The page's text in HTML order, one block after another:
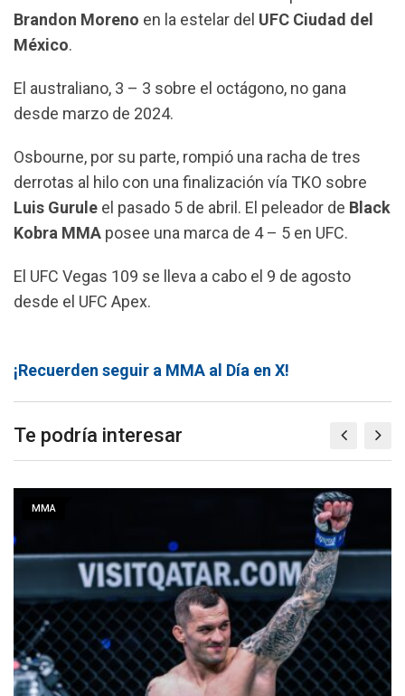
Brandon Moreno en la estelar del UFC Ciudad del
México.
El australiano, 3 – 3 sobre el octágono, no gana
desde marzo de 2024.
Osbourne, por su parte, rompió una racha de tres
derrotas al hilo con una finalización vía TKO sobre
Luis Gurule el pasado 5 de abril. El peleador de Black
Kobra MMA posee una marca de 4 – 5 en UFC.
El UFC Vegas 109 se lleva a cabo el 9 de agosto
desde el UFC Apex.
¡Recuerden seguir a MMA al Día en X!
Te podría interesar
MMA